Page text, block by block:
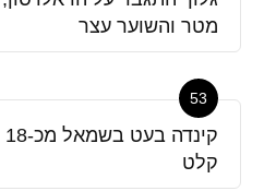
מטר והשוער עצר
53
קלט